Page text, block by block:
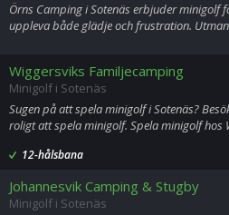
Örns Camping i Sotenäs erbjuder minigolf
uppleva både glädje och frustration.
Wiggersviks Familjecamping
Minigolf i Sotenäs
Sugen på att spela minigolf i Sotenäs?
roligt att spela minigolf. Spela minigolf hos
12-hålsbana
Johannesvik Camping & Stugby
Minigolf i Sotenäs